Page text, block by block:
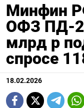
Минфин
ОФЗ ПД-
млрд р
спросе
18.02.2026